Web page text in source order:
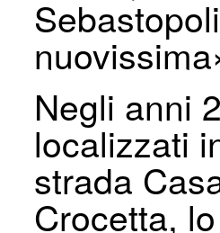
Negli anni
localizzati
strada
Crocetta,